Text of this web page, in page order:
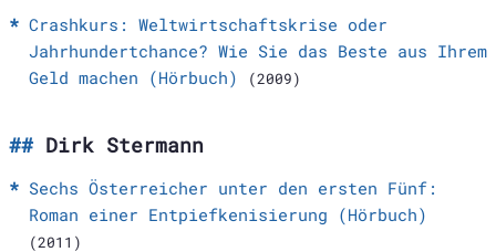
Crashkurs: Weltwirtschaftskrise oder
Jahrhundertchance? Wie Sie das Beste aus Ihrem
Geld machen (Hörbuch)
(2009)
Dirk Stermann
Sechs Österreicher unter den ersten Fünf:
Roman einer Entpiefkenisierung (Hörbuch)
(2011)